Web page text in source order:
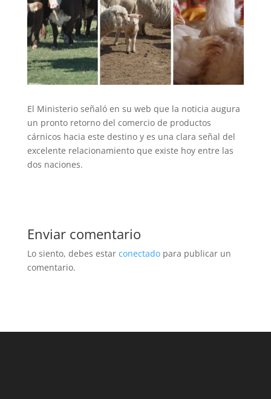
El Ministerio señaló en su web que la noticia augura
un pronto retorno del comercio de productos
cárnicos hacia este destino y es una clara señal del
excelente relacionamiento que existe hoy entre las
dos naciones.
Enviar comentario
Lo siento, debes estar conectadopara publicar un
comentario.